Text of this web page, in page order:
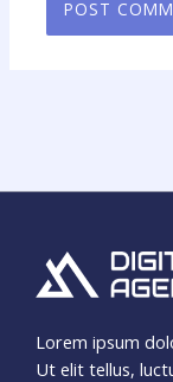
Lorem ipsum
Ut elit tellus,